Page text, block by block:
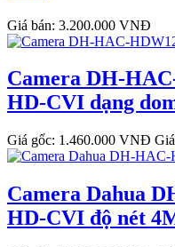
Giá bán: 3.200.000 VNĐ
Camera DH-
HD-CVI dạng
Giá gốc: 1.460.000 VNĐ
Camera Dahua
HD-CVI độ nét